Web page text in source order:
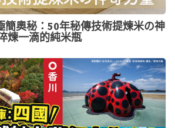
簡奧秘：50年秘傳技術提煉米の神
煉一滴的純米瓶